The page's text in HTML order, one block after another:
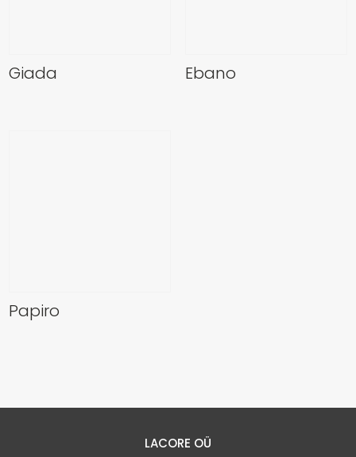
Giada Ebano
Papiro
LACORE OÜ